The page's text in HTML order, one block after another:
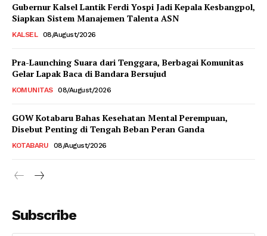
Gubernur Kalsel Lantik Ferdi Yospi Jadi Kepala Kesbangpol,
Siapkan Sistem Manajemen Talenta ASN
KALSEL 08/August/2026
Pra-Launching Suara dari Tenggara, Berbagai Komunitas
Gelar Lapak Baca di Bandara Bersujud
KOMUNITAS 08/August/2026
GOW Kotabaru Bahas Kesehatan Mental Perempuan,
Disebut Penting di Tengah Beban Peran Ganda
KOTABARU 08/August/2026
Subscribe